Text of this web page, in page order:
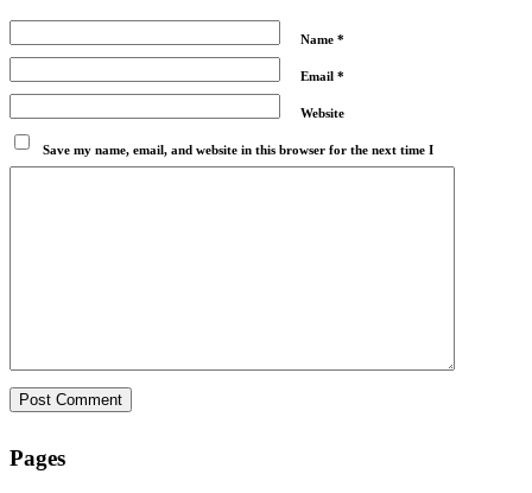
Name *
Email *
Website
Save my name, email, and website in this browser for the next time I
comment.
Pages